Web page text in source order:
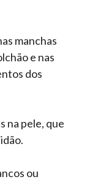
manchas
e nas
dos
na pele, que
ou